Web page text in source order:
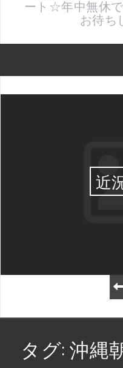
ート☆年中無休
お待ち
近
タグ:沖縄